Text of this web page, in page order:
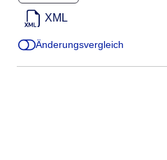
XML
Änderungsvergleich